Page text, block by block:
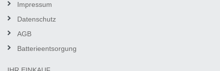
Impressum
Datenschutz
AGB
Batterieentsorgung